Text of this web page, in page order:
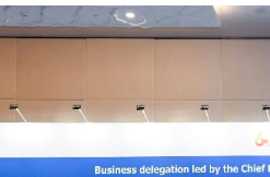
一輛的士左搖右擺 警方截查
益佔比 178%，魯信集團7000
字領域互聯互通 中國—東盟
宇買賣錄8,559宗 連續兩個月